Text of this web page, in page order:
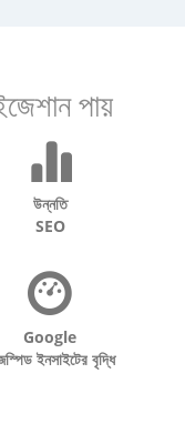
পায়
উন্নতি
SEO
Google
ইনসাইটের বৃদ্ধি